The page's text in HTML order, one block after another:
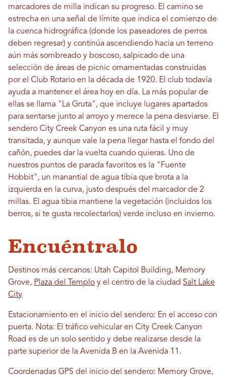
marcadores de milla indican su progreso. El camino se
estrecha en una señal de límite que indica el comienzo de
la cuenca hidrográfica (donde los paseadores de perros
deben regresar) y continúa ascendiendo hacia un terreno
aún más sombreado y boscoso, salpicado de una
selección de áreas de picnic ornamentadas construidas
por el Club Rotario en la década de 1920. El club todavía
ayuda a mantener el área hoy en día. La más popular de
ellas se llama "La Gruta", que incluye lugares apartados
para sentarse junto al arroyo y merece la pena desviarse. El
sendero City Creek Canyon es una ruta fácil y muy
transitada, y aunque vale la pena llegar hasta el fondo del
cañón, puedes dar la vuelta cuando quieras. Uno de
nuestros puntos de parada favoritos es la "Fuente
Hobbit", un manantial de agua tibia que brota a la
izquierda en la curva, justo después del marcador de 2
millas. El agua tibia mantiene la vegetación (incluidos los
berros, si te gusta recolectarlos) verde incluso en invierno.
Encuéntralo
Destinos más cercanos: Utah Capitol Building, Memory
Grove, Plaza del Templo y el centro de la ciudad Salt Lake
City
Estacionamiento en el inicio del sendero: En el acceso con
puerta. Nota: El tráfico vehicular en City Creek Canyon
Road es de un solo sentido y debe realizarse desde la
parte superior de la Avenida B en la Avenida 11.
Coordenadas GPS del inicio del sendero: Memory Grove,